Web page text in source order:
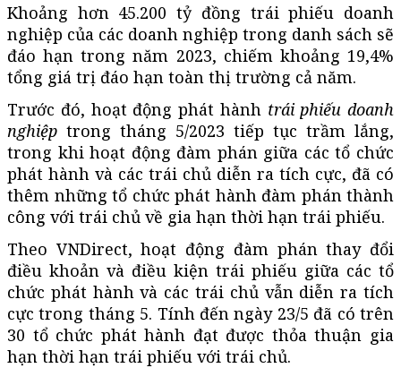
Khoảng hơn 45.200 tỷ đồng trái phiếu doanh
nghiệp của các doanh nghiệp trong danh sách sẽ
đáo hạn trong năm 2023, chiếm khoảng 19,4%
tổng giá trị đáo hạn toàn thị trường cả năm.
Trước đó, hoạt động phát hành trái phiếu doanh
nghiệp trong tháng 5/2023 tiếp tục trầm lắng,
trong khi hoạt động đàm phán giữa các tổ chức
phát hành và các trái chủ diễn ra tích cực, đã có
thêm những tổ chức phát hành đàm phán thành
công với trái chủ về gia hạn thời hạn trái phiếu.
Theo VNDirect, hoạt động đàm phán thay đổi
điều khoản và điều kiện trái phiếu giữa các tổ
chức phát hành và các trái chủ vẫn diễn ra tích
cực trong tháng 5. Tính đến ngày 23/5 đã có trên
30 tổ chức phát hành đạt được thỏa thuận gia
hạn thời hạn trái phiếu với trái chủ.